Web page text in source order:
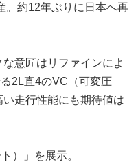
。約12年ぶりに日本へ再
意匠はリファインによ
2L直4のVC（可変圧
走行性能にも期待値は
）」を展示。